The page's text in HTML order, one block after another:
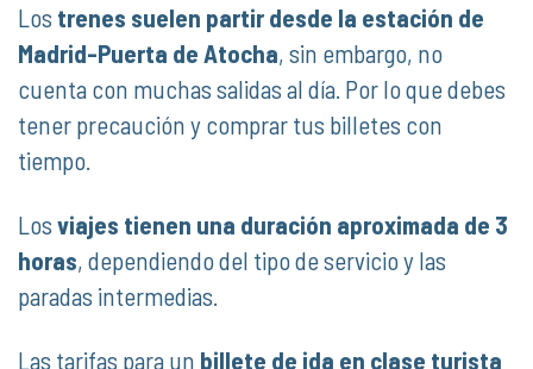
Los trenes suelen partir desde la estación de
Madrid-Puerta de Atocha, sin embargo, no
cuenta con muchas salidas al día. Por lo que debes
tener precaución y comprar tus billetes con
tiempo.
Los viajes tienen una duración aproximada de 3
horas, dependiendo del tipo de servicio y las
paradas intermedias.
Las tarifas para un billete de ida en clase turista